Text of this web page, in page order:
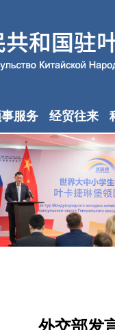
服务 经贸往来
外交部发